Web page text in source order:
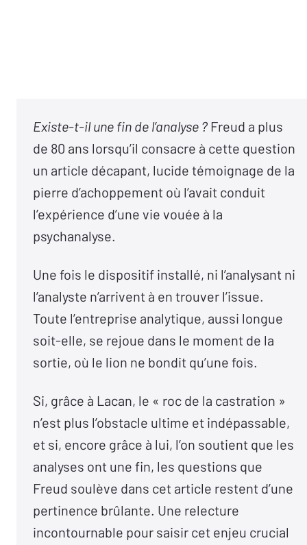
Existe-t-il une fin de l’analyse ? Freud a plus
de 80 ans lorsqu’il consacre à cette question
un article décapant, lucide témoignage de la
pierre d’achoppement où l’avait conduit
l’expérience d’une vie vouée à la
psychanalyse.
Une fois le dispositif installé, ni l’analysant ni
l’analyste n’arrivent à en trouver l’issue.
Toute l’entreprise analytique, aussi longue
soit-elle, se rejoue dans le moment de la
sortie, où le lion ne bondit qu’une fois.
Si, grâce à Lacan, le « roc de la castration »
n’est plus l’obstacle ultime et indépassable,
et si, encore grâce à lui, l’on soutient que les
analyses ont une fin, les questions que
Freud soulève dans cet article restent d’une
pertinence brûlante. Une relecture
incontournable pour saisir cet enjeu crucial